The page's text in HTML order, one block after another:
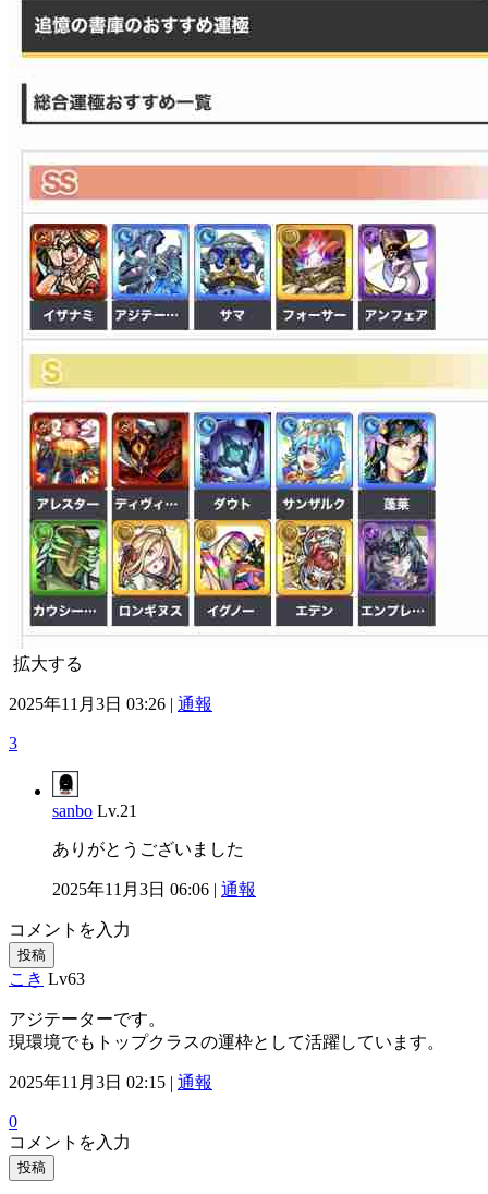
拡大する
2025年11月3日 03:26 | 通報
3
sanbo Lv.21
ありがとうございました
2025年11月3日 06:06 | 通報
コメントを入力
投稿
こき Lv63
アジテーターです。
現環境でもトップクラスの運枠として活躍しています。
2025年11月3日 02:15 | 通報
0
コメントを入力
投稿